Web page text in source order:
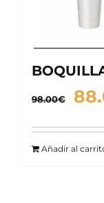
98.00€
El
Añadir al